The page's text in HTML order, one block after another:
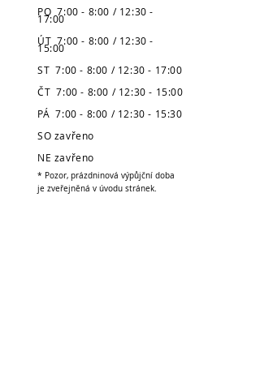
PO 7:00 - 8:00 / 12:30 -
17:00
ÚT 7:00 - 8:00 / 12:30 -
15:00
ST 7:00 - 8:00 / 12:30 - 17:00
ČT 7:00 - 8:00 / 12:30 - 15:00
PÁ 7:00 - 8:00 / 12:30 - 15:30
SO zavřeno
NE zavřeno
* Pozor, prázdninová výpůjční doba
je zveřejněná v úvodu stránek.